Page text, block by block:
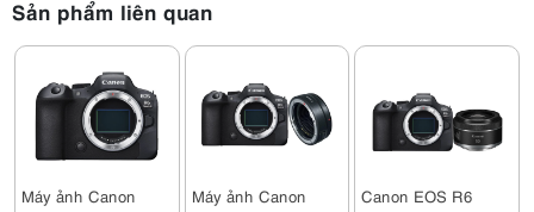
Sản phẩm liên quan
Máy ảnh Canon
Máy ảnh Canon
Canon EOS R6